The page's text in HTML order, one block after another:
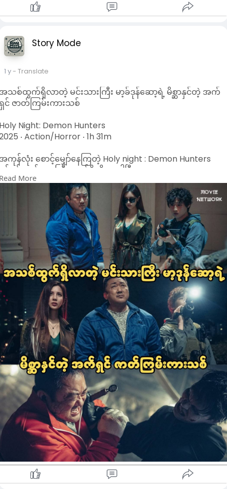
ောက်ဆိုရင် မျက်နှာသစ်ဖို့ ရေကိုင်လိုက်တာနဲ့ နှုတ်က အလိုလို
ရဏဂုံ သုံးပါးကိုရွက်မိပြီး အလေ့အကျင့်တစ်ခုလို ဖြစ်သွားပါလိမ့်
ျွန်တော် အဲ့ဒီအတိုင်းဘဲ မေတ္တာပို့ဆုတောင်းနေကျ တကယ်
က်တွေ့ပါ ..အခုလက်ရှိ အလုပ်ထဲမှာရော ပတ်ဝန်းကျင်မှာရော
ျွန်တော်နဲ့ မတည့်တဲ့ပေါင်းသင်းဆက်ဆံရေးအဆင်မပြေတဲ့ သူရယ်
တော်တော်များများပြောကြပါတယ်။ မေတ္တာပို့လိုက်မယ် မေတ္တာပို့
ောင်းတဲ့ စကားတစ်ခုလိုဖြစ်နေတာပါ။
န်မရှိဘဲ အားလုံး အေးချမ်းစေမယ့် တစ်ခုတည်းသော နည်းလမ်း
ြစ်တယ်ဆိုတဲ့အကြောင်း ပြောကြားရင်း ကျွန်တော့်ရဲ့ မျက်နှာသစ်
ည်းလေးကိုပြန်လည်မျှဝေလိုက်ပါတယ်နော်။
to original uploader
Story Mode
1 y- Translate
သစ်ထွက်ရှိလာတဲ့ မင်းသားကြီး မာ့ခ်ဒုန်ဆော့ရဲ့ မိစ္ဆာနှင်တဲ့ အက်
င် ဇာတ်ကြမ်းကားသစ်
Night: Demon Hunters
‧ Action/Horror ‧ 1h 31m
ကုန်လုံး စောင့်မျှော်နေကြတဲ့ Holy night : Demon Hunters
ပ်ရှင်ဇာတ်ကားကြီး ထွက်ရှိလိုလာပါပြီ။
တွေအနေနဲ့ကတော့ အားလုံး သိကြတဲ့ Ma Dong-seok, Seo
Lee David,
Soo-jinနဲ့ Jung Ji-so တို ပါဝင်ထားကြပြီး နတ်ဆိုး၊ နတ်ဆိုး
ကိုးကွယ်ကြတဲ့
စွန်းရောက်သူတွေနဲ့ အားပြိုင်ကြမဲ့ သဘာဝလွန်စွမ်းအားရှင်
တ်ဆိုးမုဆိုး ၃ဦးအဖွဲအကြောင်းကို
က်ကူးထားတာတဲ့ Fantasy Horror movie အမျိုးအစားပဲ ဖြစ်ပါ
ယ်။
ာတ်လမ်းအညွှန်း-
ာအူ, ရှာရွန်နဲ့ ဂင်ဂွန်းဆိုတဲ့သူ ၃ယောက်နဲ့ ဖွဲစည်းထားတဲ့ Holy
အဖွဲဟာ
တ်ဆိုးကိုးကွယ်တဲ့ ဂိုဏ်းတွေကို တိုက်ခိုက်နှိမ်နင်းကြတဲ့ အဖွဲဖြစ်
ယ်။
ာအူရဲ့ ထူးခြားတဲ့ စွမ်းရည်ကတော့ အားကောင်းတဲ့ ကာယခွန်အား
ဖြစ်ပြီး ရှာရွန်ကတော့
တ်ဆိုးတွေကို ခွဲခြားသိမြင်ကာ အပနှင်နိုင်စွမ်းရှိပြီး ဂင်ဂွန်းကတော့
ာအူနဲ့ ရှာရွန်တိုကို
ောက်ကနေ လိုက်လံကူညီပေးတဲ့သူပေါ့။
စ်နေ့ စိတ်ရောဂါကုဆရာဝန် ဂျောင်ဝန်းဟာ Holy Night အဖွဲဆီ
ောက်လာပြီး
ရဲ့ ညီမဖြစ်သူ အွန်ဆောရဲ့ ခန္ဓာကိုယ်ထဲမှာ နတ်ဆိုးတစ်ကောင်ဝင်
း‌နေတဲ့အတွက်
မဖြစ်သူကို ကယ်တင်ပေးဖို Holy Night အဖွဲကို လာ‌ရောက်
ကူအညီတောင်းခံတဲ့အခါမှာတော့…
Night အဖွဲက အွန်ဆောရဲ့ ခန္ဓာကိုယ်ထဲမှာ ပူးကပ်နေတဲ့
တ်ဆိုးကို ဘယ်လိုနည်းလမ်းတွေသုံးပြီး
ယ်လိုနှင်ထုတ်သွားမလဲဆိုတာကိုတော့ မာဒုံဆော့ရဲ့ ဇာတ်ကားတွေ
More